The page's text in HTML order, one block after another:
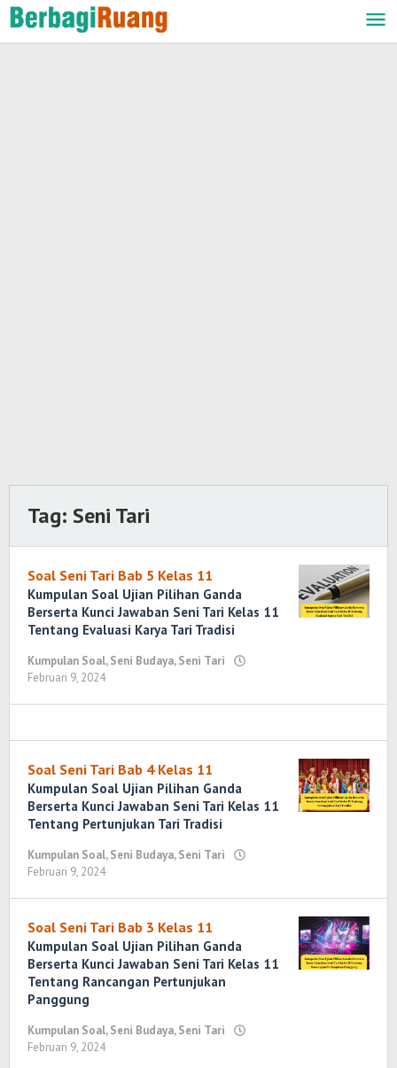
Lewati
ke
Tag: Seni Tari
Soal Seni Tari Bab 5 Kelas 11
Kumpulan Soal Ujian Pilihan Ganda
Berserta Kunci Jawaban Seni Tari Kelas 11
Tentang Evaluasi Karya Tari Tradisi
Kumpulan Soal,Seni Budaya,Seni Tari
Februari 9, 2024
Soal Seni Tari Bab 4 Kelas 11
Kumpulan Soal Ujian Pilihan Ganda
Berserta Kunci Jawaban Seni Tari Kelas 11
Tentang Pertunjukan Tari Tradisi
Kumpulan Soal,Seni Budaya,Seni Tari
Februari 9, 2024
Wirawan
Soal Seni Tari Bab 3 Kelas 11
Kumpulan Soal Ujian Pilihan Ganda
Berserta Kunci Jawaban Seni Tari Kelas 11
Tentang Rancangan Pertunjukan
Panggung
Kumpulan Soal,Seni Budaya,Seni Tari
Februari 9, 2024